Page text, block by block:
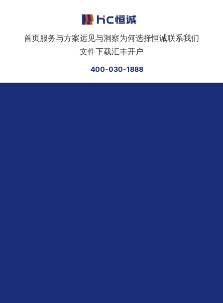
首页服务与方案远见与洞察为何选择恒诚联系我们
文件下载汇丰开户
400-030-1888